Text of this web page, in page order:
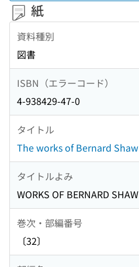
紙
資料種別
図書
ISBN（エラーコード）
4-938429-47-0
タイトル
The works of Bernard Shaw
タイトルよみ
WORKS OF BERNARD SHAW
巻次・部編番号
〔32〕